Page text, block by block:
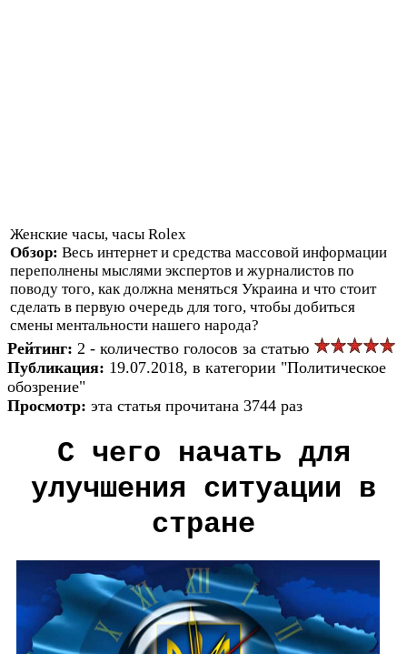
Женские часы, часы Rolex
Обзор: Весь интернет и средства массовой информации
переполнены мыслями экспертов и журналистов по
поводу того, как должна меняться Украина и что стоит
сделать в первую очередь для того, чтобы добиться
смены ментальности нашего народа?
Рейтинг: 2 - количество голосов за статью
Публикация: 19.07.2018, в категории "Политическое
обозрение"
Просмотр: эта статья прочитана 3744 раз
С чего начать для
улучшения ситуации в
стране